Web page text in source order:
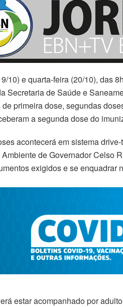
10) e quarta-feira (20/10), das
Secretaria de Saúde e
primeira dose, segundas
a segunda dose do
acontecerá em sistema
de Governador Celso
exigidos e se enquadrar
estar acompanhado por